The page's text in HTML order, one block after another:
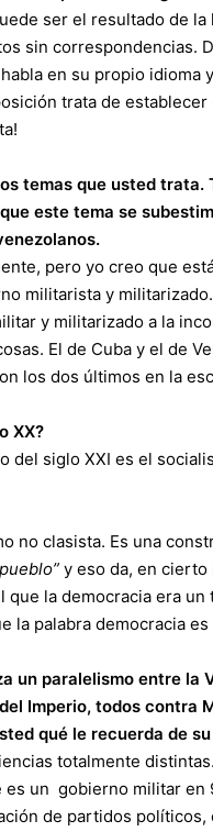
ser el resultado de
sin correspondencias.
en su propio
trata de
temas que usted
este tema se
pero yo creo que
militarista y
y militarizado a la
El de Cuba y el de
los dos últimos en la
XX?
del siglo XXI es el
no clasista. Es una
y eso da, en
la democracia era
la palabra democracia
un paralelismo entre la
Imperio, todos contra
qué le recuerda de
totalmente
es un gobierno militar en
de partidos